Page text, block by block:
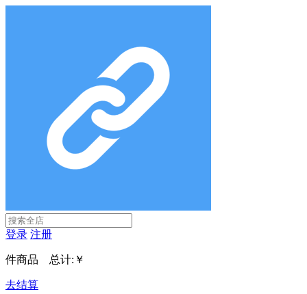
登录 注册
件商品 总计: ￥
去结算